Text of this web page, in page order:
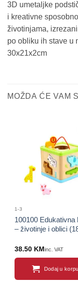
3D umetaljke
i kreativne
životinjama,
po obliku ih stave u
30x21x2cm
MOŽDA ĆE VAM
1-3
100100 Edukativna
– životinje i oblici
38.50 KM inc. VAT
Dodaj u korpu